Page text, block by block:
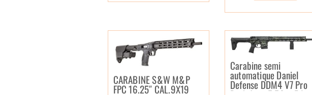
CARABINE S&W M&P
FPC 16.25″ CAL.9X19
Carabine semi
automatique Daniel
Defense DDM4 V7 Pro